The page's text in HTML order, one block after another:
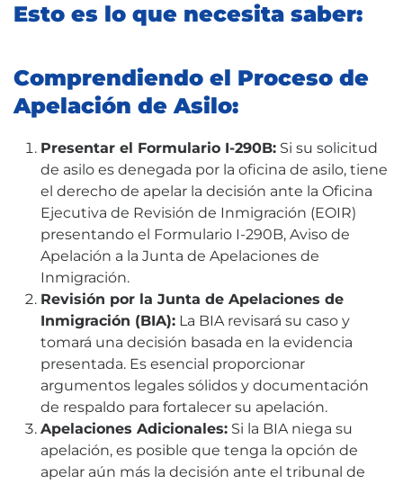
Esto es lo que necesita saber:
Comprendiendo el Proceso de
Apelación de Asilo:
Presentar el Formulario I-290B: Si su solicitud
de asilo es denegada por la oficina de asilo, tiene
el derecho de apelar la decisión ante la Oficina
Ejecutiva de Revisión de Inmigración (EOIR)
presentando el Formulario I-290B, Aviso de
Apelación a la Junta de Apelaciones de
Inmigración.
Revisión por la Junta de Apelaciones de
Inmigración (BIA): La BIA revisará su caso y
tomará una decisión basada en la evidencia
presentada. Es esencial proporcionar
argumentos legales sólidos y documentación
de respaldo para fortalecer su apelación.
Apelaciones Adicionales: Si la BIA niega su
apelación, es posible que tenga la opción de
apelar aún más la decisión ante el tribunal de